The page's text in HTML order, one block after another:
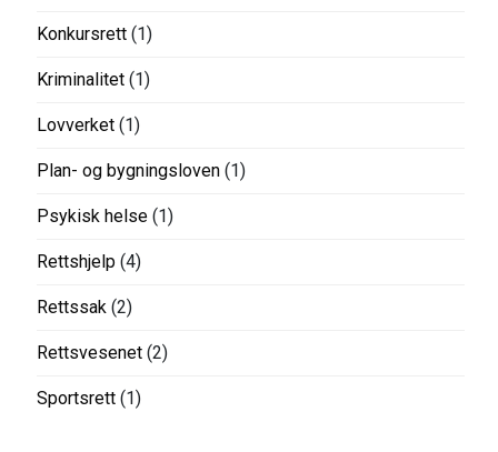
Konkursrett (1)
Kriminalitet (1)
Lovverket (1)
Plan- og bygningsloven (1)
Psykisk helse (1)
Rettshjelp (4)
Rettssak (2)
Rettsvesenet (2)
Sportsrett (1)